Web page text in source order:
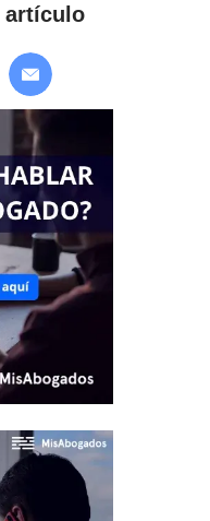
artículo